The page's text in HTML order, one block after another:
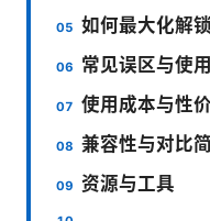
如何最大化解
常见误区与使
使用成本与性
兼容性与对比
资源与工具